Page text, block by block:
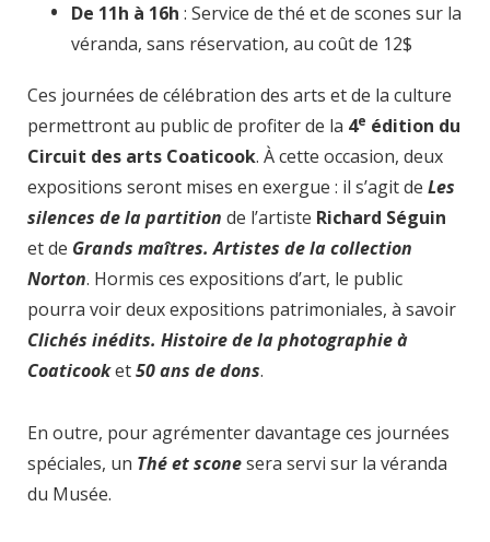
De 11h à 16h : Service de thé et de scones sur la
véranda, sans réservation, au coût de 12$
Ces journées de célébration des arts et de la culture
permettront au public de profiter de la 4e édition du
Circuit des arts Coaticook. À cette occasion, deux
expositions seront mises en exergue : il s’agit de Les
silences de la partition de l’artiste Richard Séguin
et de Grands maîtres. Artistes de la collection
Norton. Hormis ces expositions d’art, le public
pourra voir deux expositions patrimoniales, à savoir
Clichés inédits. Histoire de la photographie à
Coaticooket50 ans de dons.
En outre, pour agrémenter davantage ces journées
spéciales, un Thé et sconesera servi sur la véranda
du Musée.